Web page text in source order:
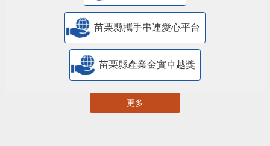
苗栗縣攜手串連愛心平台
苗栗縣產業金實卓越獎
更多